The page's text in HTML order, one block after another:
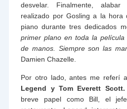
desvelar. Finalmente,
realizado por Gosling a la
piano durante tres dedicados
primer plano en toda la
de manos. Siempre son las
Damien Chazelle.
Por otro lado, antes me referí a
Legend y Tom Everett Scott.
breve papel como Bill, el